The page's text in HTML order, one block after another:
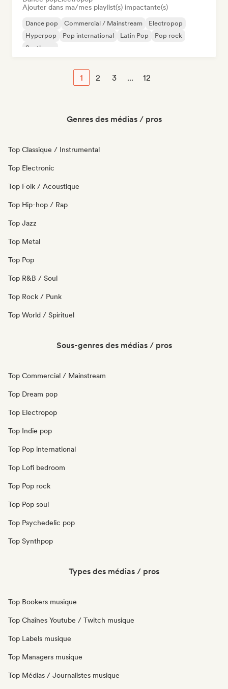
Ajouter dans ma/mes playlist(s) impactante(s)
Dance pop Commercial / Mainstream
Electropop
Hyperpop
Pop international Latin Pop
Pop rock
Synthpop
1 2 3 ... 12
Genres des médias / pros
Top Classique / Instrumental
Top Electronic
Top Folk / Acoustique
Top Hip-hop / Rap
Top Jazz
Top Metal
Top Pop
Top R&B / Soul
Top Rock / Punk
Top World / Spirituel
Sous-genres des médias / pros
Top Commercial / Mainstream
Top Dream pop
Top Electropop
Top Indie pop
Top Pop international
Top Lofi bedroom
Top Pop rock
Top Pop soul
Top Psychedelic pop
Top Synthpop
Types des médias / pros
Top Bookers musique
Top Chaînes Youtube / Twitch musique
Top Labels musique
Top Managers musique
Top Médias / Journalistes musique